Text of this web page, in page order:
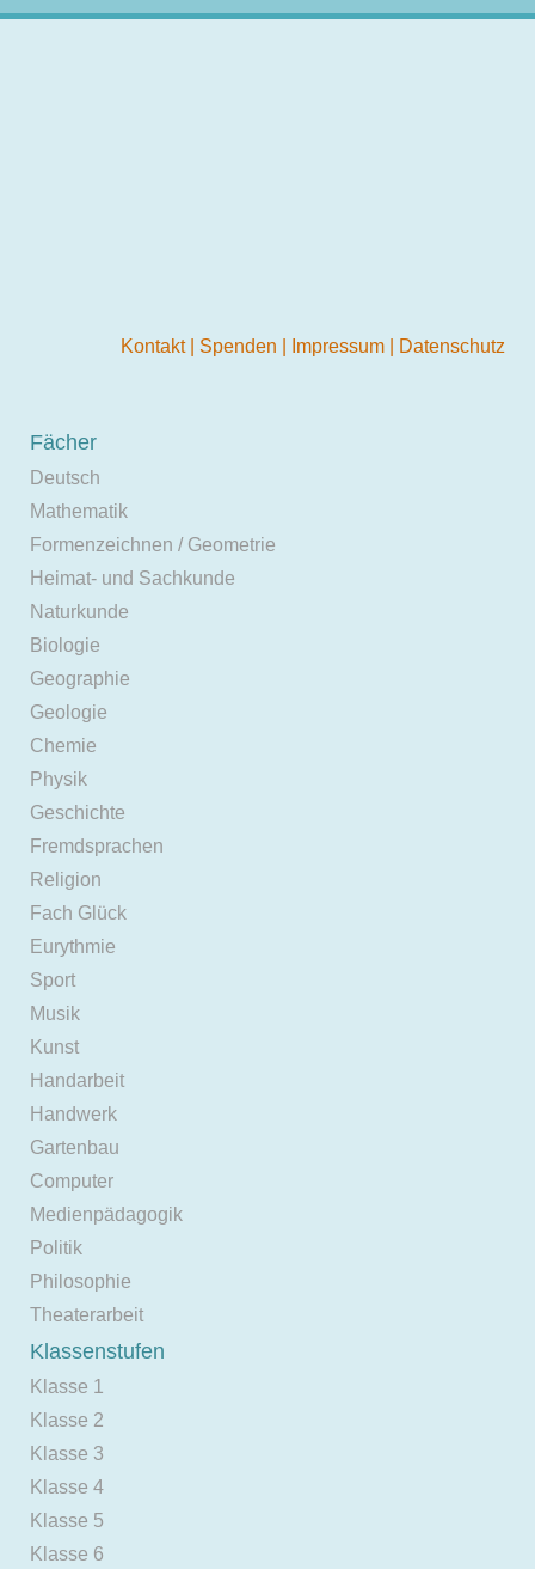
Kontakt Spenden Impressum Datenschutz
Fächer
Deutsch
Mathematik
Formenzeichnen / Geometrie
Heimat- und Sachkunde
Naturkunde
Biologie
Geographie
Geologie
Chemie
Physik
Geschichte
Fremdsprachen
Religion
Fach Glück
Eurythmie
Sport
Musik
Kunst
Handarbeit
Handwerk
Gartenbau
Computer
Medienpädagogik
Politik
Philosophie
Theaterarbeit
Klassenstufen
Klasse 1
Klasse 2
Klasse 3
Klasse 4
Klasse 5
Klasse 6